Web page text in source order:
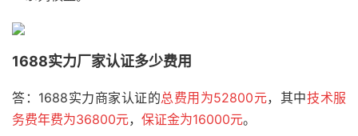
1688实力厂家认证多少费用
答：1688实力商家认证的总费用为52800元，其中技术服
务费年费为36800元， 保证金为16000元。